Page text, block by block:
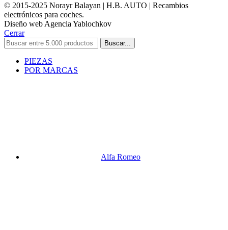
© 2015-2025 Norayr Balayan | H.B. AUTO | Recambios
electrónicos para coches.
Diseño web Agencia Yablochkov
Cerrar
Buscar...
PIEZAS
POR MARCAS
Alfa Romeo